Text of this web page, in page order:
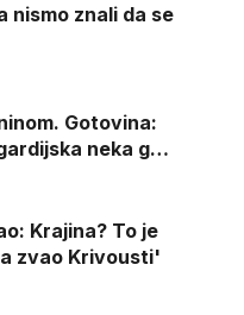
nismo znali da se
neka g…
Krajina? To je
zvao Krivousti'